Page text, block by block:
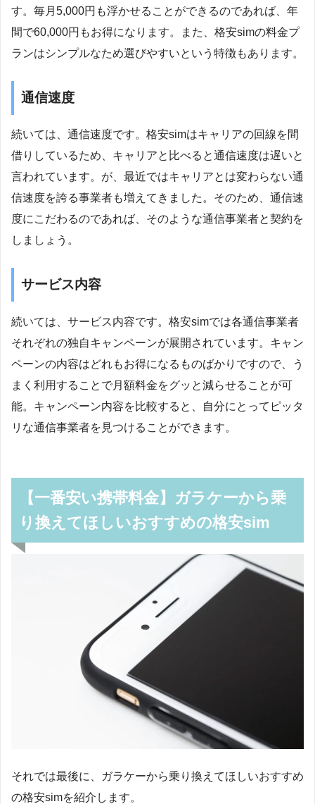
す。毎月5,000円も浮かせることができるのであれば、年
間で60,000円もお得になります。また、格安simの料金プ
ランはシンプルなため選びやすいという特徴もあります。
通信速度
続いては、通信速度です。格安simはキャリアの回線を間
借りしているため、キャリアと比べると通信速度は遅いと
言われています。が、最近ではキャリアとは変わらない通
信速度を誇る事業者も増えてきました。そのため、通信速
度にこだわるのであれば、そのような通信事業者と契約を
しましょう。
サービス内容
続いては、サービス内容です。格安simでは各通信事業者
それぞれの独自キャンペーンが展開されています。キャン
ペーンの内容はどれもお得になるものばかりですので、う
まく利用することで月額料金をグッと減らせることが可
能。キャンペーン内容を比較すると、自分にとってピッタ
リな通信事業者を見つけることができます。
【一番安い携帯料金】ガラケーから乗
り換えてほしいおすすめの格安sim
それでは最後に、ガラケーから乗り換えてほしいおすすめ
の格安simを紹介します。